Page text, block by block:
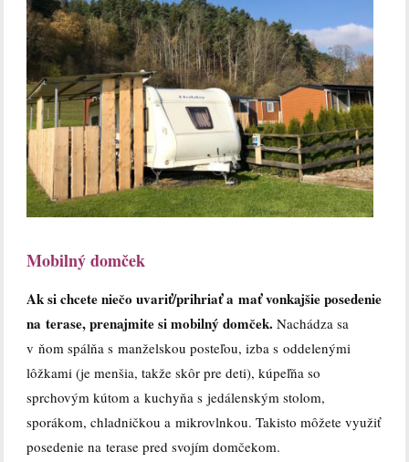
Mobilný domček
Ak si chcete niečo uvariť/prihriať a mať vonkajšie posedenie
na terase, prenajmite si mobilný domček. Nachádza sa
v ňom spálňa s manželskou posteľou, izba s oddelenými
lôžkami (je menšia, takže skôr pre deti), kúpeľňa so
sprchovým kútom a kuchyňa s jedálenským stolom,
sporákom, chladničkou a mikrovlnkou. Takisto môžete využiť
posedenie na terase pred svojím domčekom.